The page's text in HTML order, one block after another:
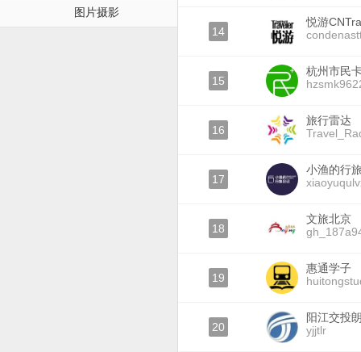
图片摄影
14
悦游
15
杭州市民
16
旅行雷达
17
小渔的行
18
文旅北京
19
惠通学子
20
阳江交投
yjjtlr